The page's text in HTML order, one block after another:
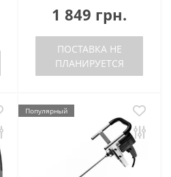
1 849 грн.
ПОСТАВКА НЕ
ПЛАНИРУЕТСЯ
Популярный